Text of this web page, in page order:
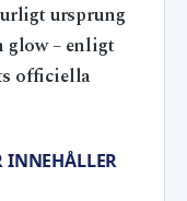
ursprung
glow – enligt
officiella
INNEHÅLLER